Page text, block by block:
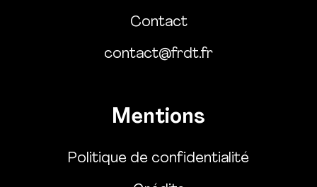
Contact
contact@frdt.fr
Mentions
Politique de confidentialité